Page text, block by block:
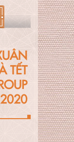
TẾT
2020